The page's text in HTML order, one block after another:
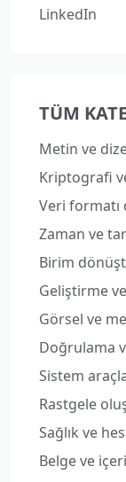
LinkedIn
TÜM
Metin ve
Kriptografi
Veri
Zaman ve
Birim
Geliştirme
Görsel ve
Doğrulama
Sistem
Rastgele
Sağlık ve
Belge ve